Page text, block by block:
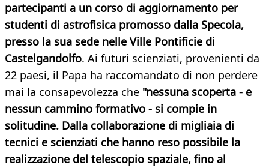
partecipanti a un corso di aggiornamento per
studenti di astrofisica promosso dalla Specola,
presso la sua sede nelle Ville Pontificie di
Castelgandolfo. Ai futuri scienziati, provenienti da
22 paesi, il Papa ha raccomandato di non perdere
mai la consapevolezza che "nessuna scoperta - e
nessun cammino formativo - si compie in
solitudine. Dalla collaborazione di migliaia di
tecnici e scienziati che hanno reso possibile la
realizzazione del telescopio spaziale, fino al